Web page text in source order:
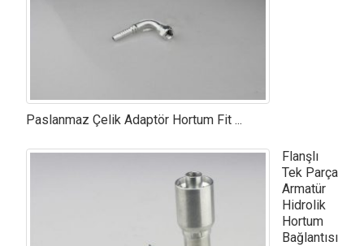
Paslanmaz Çelik Adaptör Hortum Fit ...
Flanşlı
Tek Parça
Armatür
Hidrolik
Hortum
Bağlantısı